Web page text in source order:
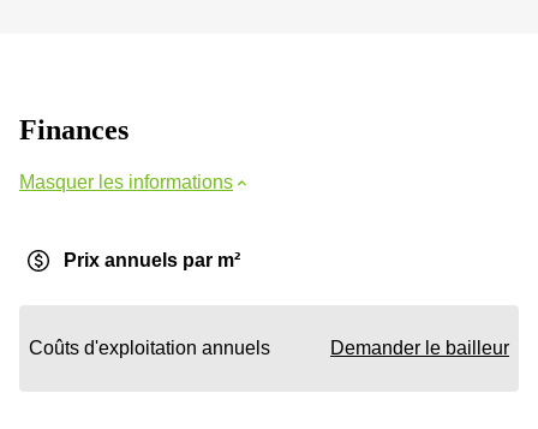
Finances
Masquer les informations
Prix annuels par m²
Coûts d'exploitation annuels Demander le bailleur